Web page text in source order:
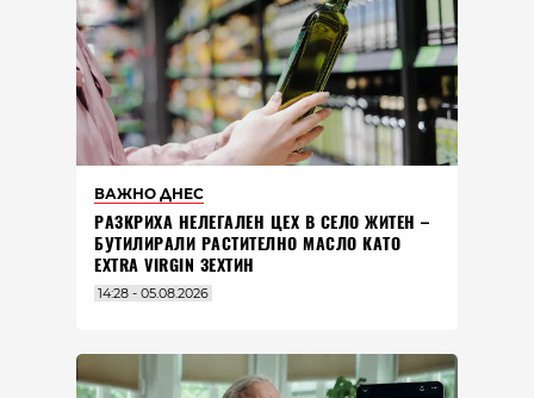
ВАЖНО ДНЕС
РАЗКРИХА НЕЛЕГАЛЕН ЦЕХ В СЕЛО ЖИТЕН –
БУТИЛИРАЛИ РАСТИТЕЛНО МАСЛО КАТО
EXTRA VIRGIN ЗЕХТИН
14:28 - 05.08.2026